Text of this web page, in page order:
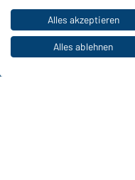
Zum
Die ideale Wahl
entdecken!
Alles akzeptieren
Alles ablehnen